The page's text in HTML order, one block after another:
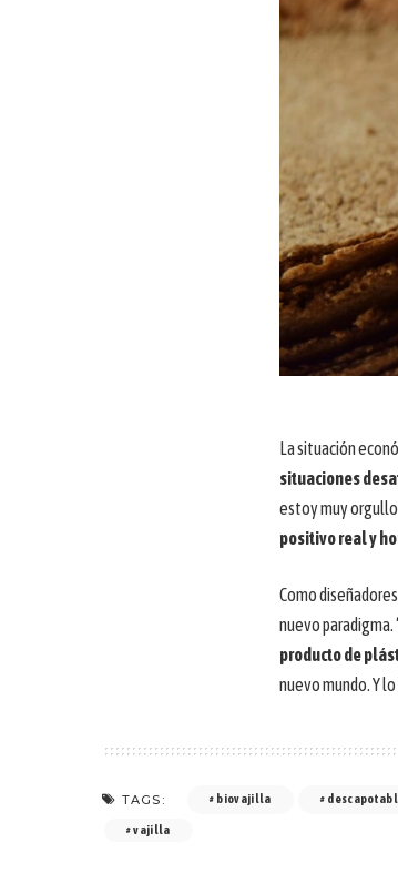
La situación
situaciones
estoy muy
positivo real y
Como
nuevo
producto de
nuevo mundo. Y
TAGS: biovajilla
vajilla